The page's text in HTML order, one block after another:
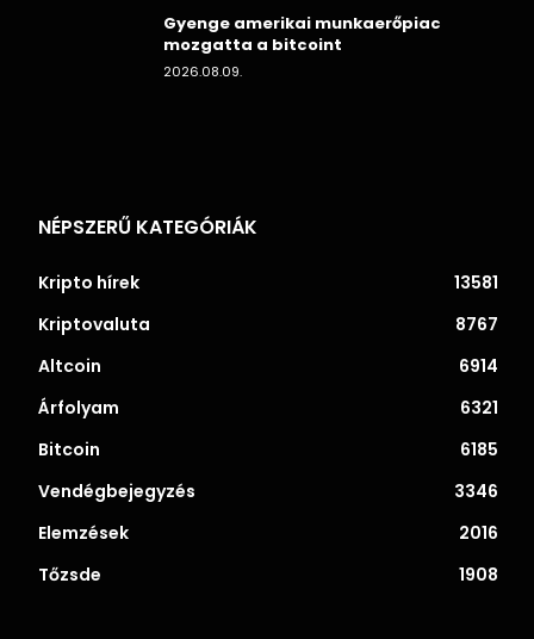
Gyenge amerikai munkaerőpiac
mozgatta a bitcoint
2026.08.09.
NÉPSZERŰ KATEGÓRIÁK
Kripto hírek
13581
Kriptovaluta
8767
Altcoin
6914
Árfolyam
6321
Bitcoin
6185
Vendégbejegyzés
3346
Elemzések
2016
Tőzsde
1908